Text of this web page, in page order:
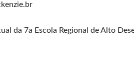
da 7a Escola Regional de Alto